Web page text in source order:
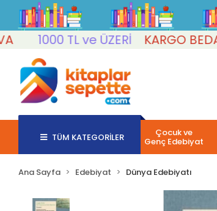
1000 TL ve ÜZERİ
KARGO BEDAVA
TÜM KATEGORİLER Çocuk ve
Genç Edebiyat
Ana Sayfa Edebiyat Dünya Edebiyatı